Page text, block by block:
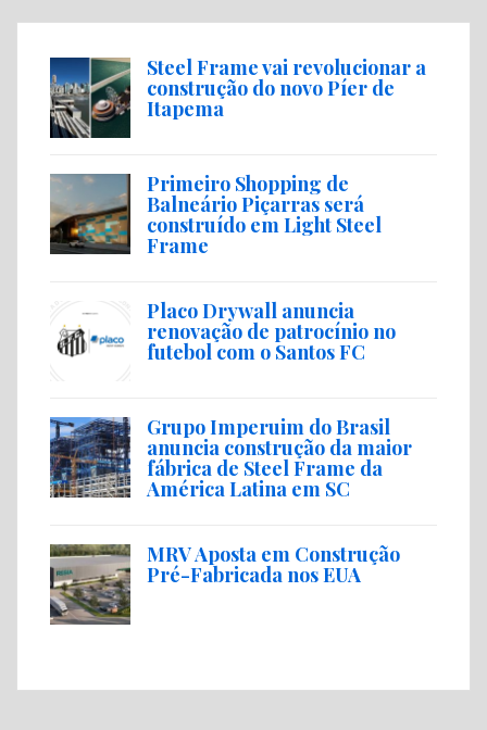
Steel Frame vai revolucionar a
construção do novo Píer de
Itapema
Primeiro Shopping de
Balneário Piçarras será
construído em Light Steel
Frame
Placo Drywall anuncia
renovação de patrocínio no
futebol com o Santos FC
Grupo Imperuim do Brasil
anuncia construção da maior
fábrica de Steel Frame da
América Latina em SC
MRV Aposta em Construção
Pré-Fabricada nos EUA